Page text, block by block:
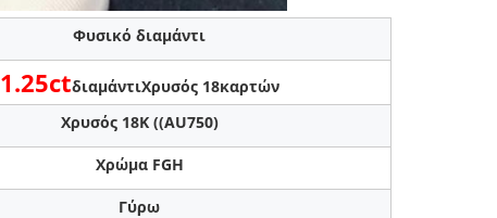
Φυσικό διαμάντι
1.25ctδιαμάντιΧρυσός 18καρτών
Χρυσός 18K ((AU750)
Χρώμα FGH
Γύρω